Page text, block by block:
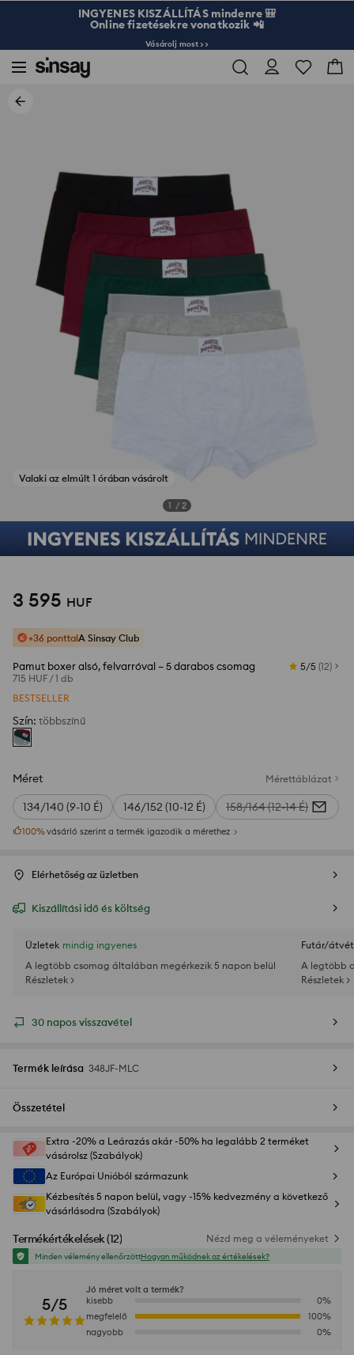
INGYENES KISZÁLLÍTÁS mindenre 🎒
Online fizetésekre vonatkozik 📲
Vásárolj most >>
Valaki az elmúlt 1 órában vásárolt
1 / 2
3 595 HUF
+36 ponttalA Sinsay Club
Pamut boxer alsó, felvarróval – 5 darabos csomag
715 HUF /1 db
5/5 (12)
BESTSELLER
Szín: többszínű
Méret Mérettáblázat
134/140 (9-10 É) 146/152 (10-12 É) 158/164 (12-14 É)
100%vásárló szerint a termék igazodik a mérethez
Elérhetőség az üzletben
Kiszállítási idő és költség
Üzletek mindig ingyenes
A legtöbb csomag általában megérkezik 5 napon belül
Részletek >
Futár/
A legtöbb
Részletek >
30 napos visszavétel
Termék leírása 348JF-MLC
Összetétel
Extra -20% a Leárazás akár -50% ha legalább 2 terméket
vásárolsz (Szabályok)
Az Európai Unióból származunk
Kézbesítés 5 napon belül, vagy -15% kedvezmény a következő
vásárlásodra (Szabályok)
Termékértékelések(12) Nézd meg a véleményeket
Minden vélemény ellenőrzöttHogyan működnek az értékelések?
5/5
Jó méret volt a termék?
kisebb
0%
megfelelő
100%
nagyobb
0%